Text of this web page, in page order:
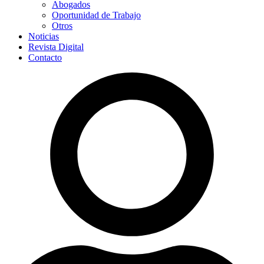
Abogados
Oportunidad de Trabajo
Otros
Noticias
Revista Digital
Contacto